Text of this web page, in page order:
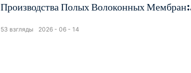
Производства Полых Волоконных Мембран:
2026 06 14
53 взгляды